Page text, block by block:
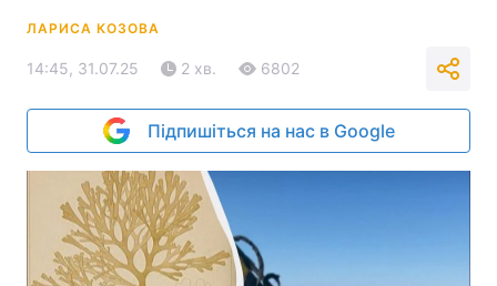
ЛАРИСА КОЗОВА
14:45, 31.07.25 2 хв. 6802
Підпишіться на нас в Google